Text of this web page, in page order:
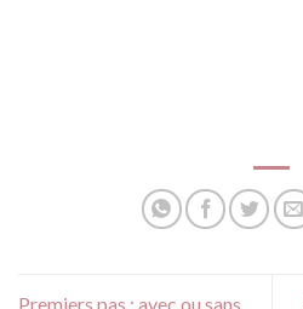
Premiers pas : avec ou sans